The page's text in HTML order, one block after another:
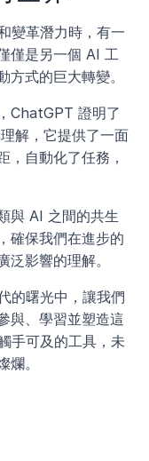
變革潛力時，有一
僅是另一個 AI 工
式的巨大轉變。
ChatGPT 證明了
解，它提供了一面
，自動化了任務，
與 AI 之間的共生
確保我們在進步的
影響的理解。
的曙光中，讓我們
與、學習並塑造這
手可及的工具，未
。